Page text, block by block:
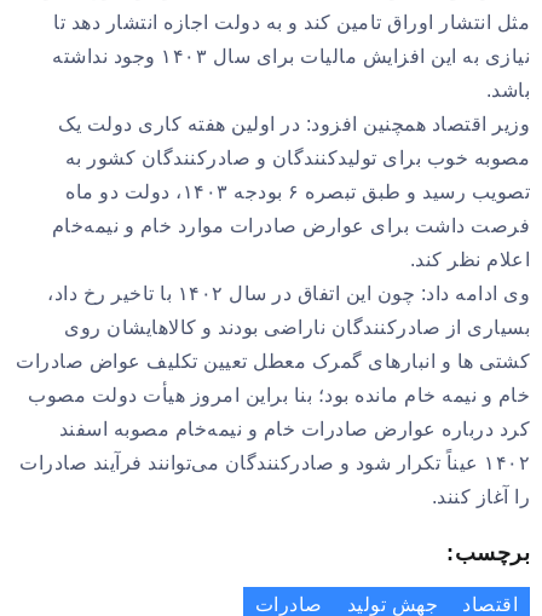
مثل انتشار اوراق تامین کند و به دولت اجازه انتشار دهد تا
نیازی به این افزایش مالیات برای سال ۱۴۰۳ وجود نداشته
باشد.
وزیر اقتصاد همچنین افزود: در اولین هفته کاری دولت یک
مصوبه خوب برای تولیدکنندگان و صادرکنندگان کشور به
تصویب رسید و طبق تبصره ۶ بودجه ۱۴۰۳، دولت دو ماه
فرصت داشت برای عوارض صادرات موارد خام و نیمه‌خام
اعلام نظر کند.
وی ادامه داد: چون این اتفاق در سال ۱۴۰۲ با تاخیر رخ داد،
بسیاری از صادرکنندگان ناراضی بودند و کالاهایشان روی
کشتی ها و انبارهای گمرک معطل تعیین تکلیف عواض صادرات
خام و نیمه خام مانده بود؛ بنا براین امروز هیأت دولت مصوب
کرد درباره عوارض صادرات خام و نیمه‌خام مصوبه اسفند
۱۴۰۲ عیناً تکرار شود و صادرکنندگان می‌توانند فرآیند صادرات
را آغاز کنند.
برچسب:
اقتصاد جهش تولید صادرات